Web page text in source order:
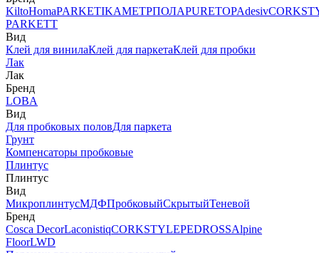
KiltoHomaPARKETIKAМЕТРПОЛАPURETOPAdesiv
PARKETT
Вид
Клей для винилаКлей для паркетаКлей для пробки
Лак
Лак
Бренд
LOBA
Вид
Для пробковых половДля паркета
Грунт
Компенсаторы пробковые
Плинтус
Плинтус
Вид
МикроплинтусМДФПробковыйСкрытыйТеневой
Бренд
Cosca DecorLaconistiqCORKSTYLEPEDROSSAlpine
FloorLWD